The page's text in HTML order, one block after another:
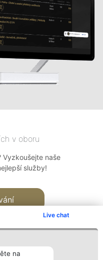
Live chat
na
v oboru
Vyzkoušejte naše
služby!